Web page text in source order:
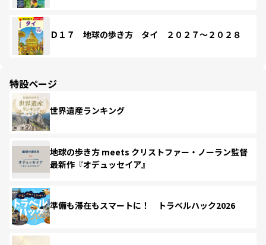
Ｄ１７ 地球の歩き方 タイ ２０２７～２０２８
特設ページ
世界遺産ランキング
地球の歩き方 meets クリストファー・ノーラン監督
最新作『オデュッセイア』
準備も滞在もスマートに！ トラベルハック2026